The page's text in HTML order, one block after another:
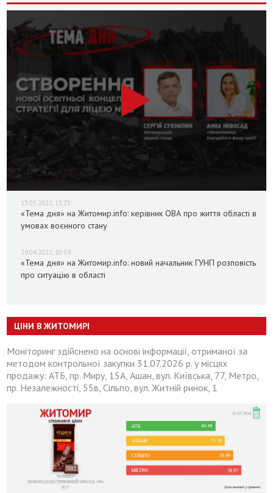
13.05.2022, 13:25
«Тема дня» на Житомир.info: керівник ОВА про життя області в
умовах воєнного стану
29.04.2022, 10:59
«Тема дня» на Житомир.info: новий начальник ГУНП розповість
про ситуацію в області
ЦІНИ В ЖИТОМИРІ
Моніторинг здійснено на основі інформації, отриманої за
методом контрольної закупки 31.07.2026 р. у місцях
продажу: АТБ, пр. Миру, 15А, Ашан, вул. Київська, 77, Метро,
пр. Незалежності, 55в, Сільпо, вул. Житній ринок, 1